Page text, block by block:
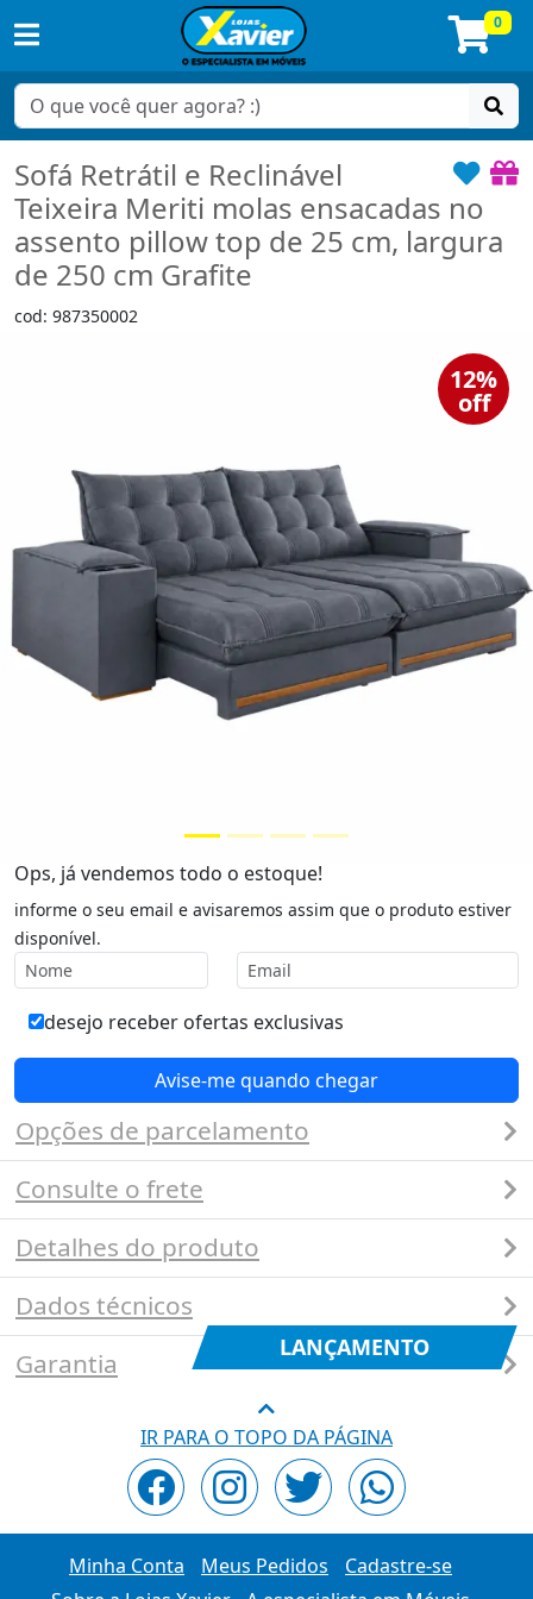
0
Sofá Retrátil e Reclinável
Teixeira Meriti molas ensacadas no
assento pillow top de 25 cm, largura
de 250 cm Grafite
cod: 987350002
LANÇAMENTO
12%
off
Ops, já vendemos todo o estoque!
informe o seu email e avisaremos assim que o produto estiver
disponível.
desejo receber ofertas exclusivas
Avise-me quando chegar
Opções de parcelamento
Consulte o frete
Detalhes do produto
Dados técnicos
Garantia
IR PARA O TOPO DA PÁGINA
Minha Conta Meus Pedidos
Cadastre-se